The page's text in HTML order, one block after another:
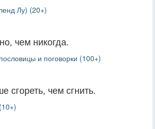
Лу) (20+)
чем никогда.
и поговорки (100+)
сгореть, чем сгнить.